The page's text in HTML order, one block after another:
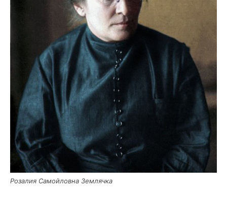
Роза­лия Самой­лов­на Землячка